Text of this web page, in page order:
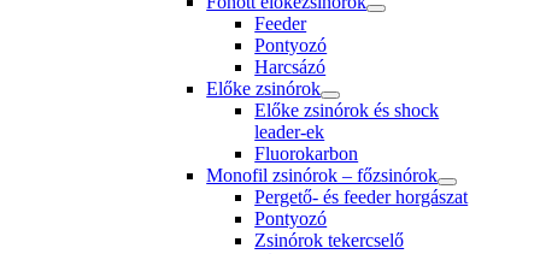
Feeder
Pontyozó
Harcsázó
Előke zsinórok
Előke zsinórok és shock
leader-ek
Fluorokarbon
Monofil zsinórok – főzsinórok
Pergető- és feeder horgászat
Pontyozó
Zsinórok tekercselő